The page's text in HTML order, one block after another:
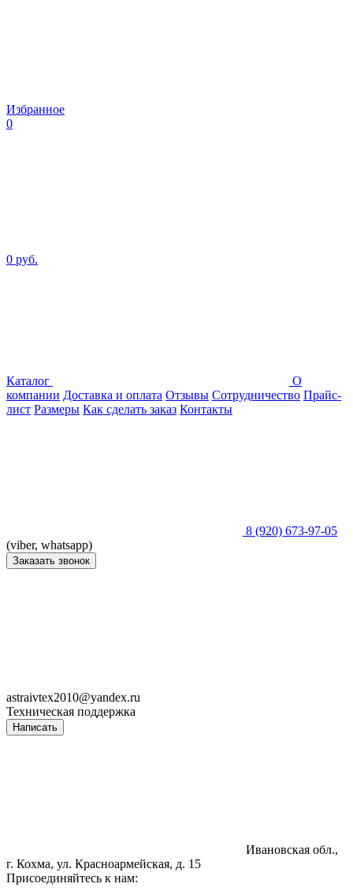
Избранное
0
0 руб.
Каталог
О
компании Доставка и оплата Отзывы Сотрудничество Прайс-
лист Размеры Как сделать заказ Контакты
8 (920) 673-97-05
(viber, whatsapp)
Заказать звонок
astraivtex2010@yandex.ru
Техническая поддержка
Написать
Ивановская обл.,
г. Кохма, ул. Красноармейская, д. 15
Присоединяйтесь к нам: